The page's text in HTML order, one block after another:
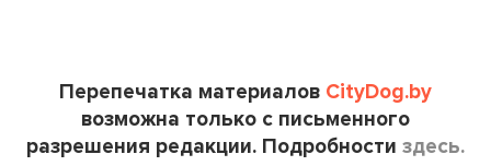
Перепечатка материалов CityDog.by
возможна только с письменного
разрешения редакции. Подробности здесь.